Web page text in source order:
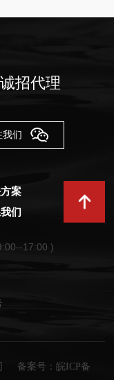
招代理
我们
案
们
17:00 )
司 备案号：皖ICP备